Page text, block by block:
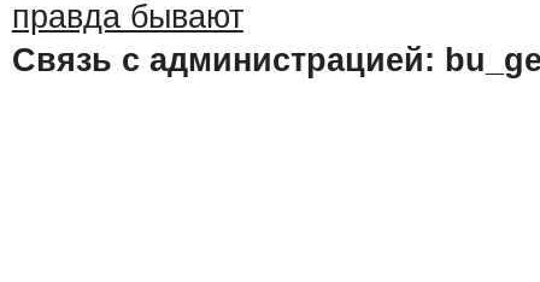
Связь с администрацией: